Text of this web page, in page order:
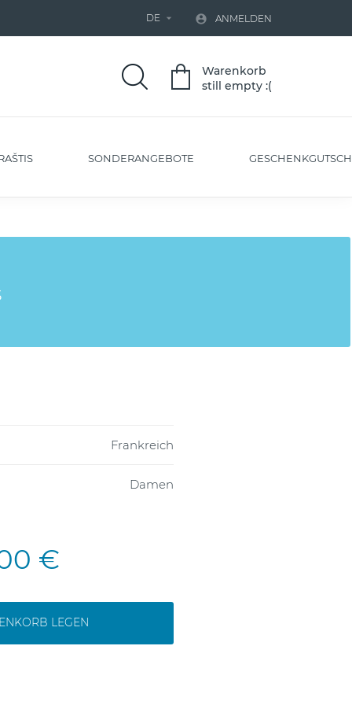
DE   ANMELDEN
Warenkorb
still empty :(
SONDERANGEBOTE
Frankreich
Damen
€
LEGEN